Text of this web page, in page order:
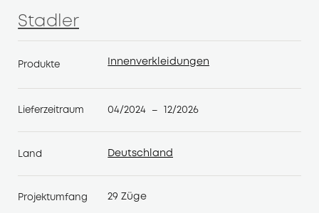
Stadler
Stadler
Produkte
Innenverkleidungen
Lieferzeitraum 04/2024 – 12/2026
Land
Deutschland
Projektumfang 29 Züge